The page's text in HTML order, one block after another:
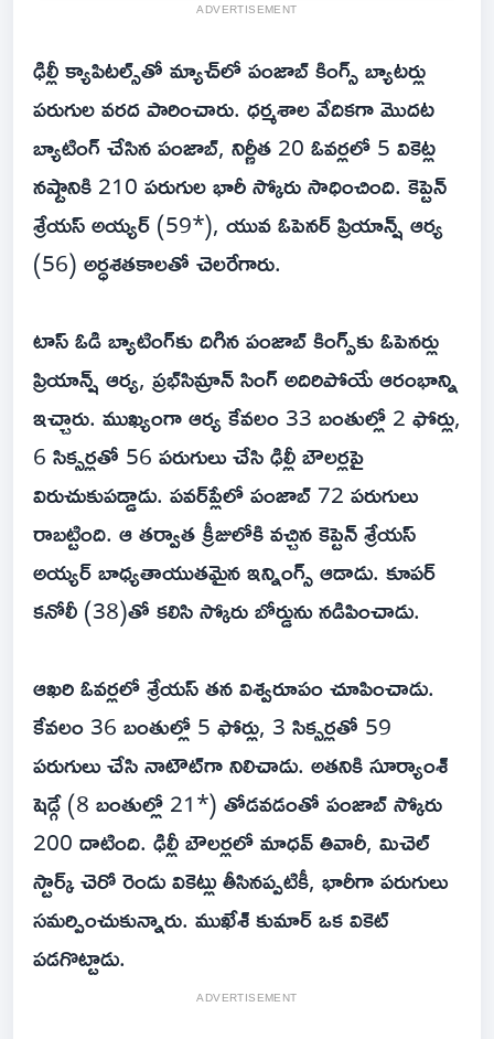
ADVERTISEMENT
ఢిల్లీ క్యాపిటల్స్‌తో మ్యాచ్‌లో పంజాబ్ కింగ్స్ బ్యాటర్లు
పరుగుల వరద పారించారు. ధర్మశాల వేదికగా మొదట
బ్యాటింగ్ చేసిన పంజాబ్, నిర్ణీత 20 ఓవర్లలో 5 వికెట్ల
నష్టానికి 210 పరుగుల భారీ స్కోరు సాధించింది. కెప్టెన్
శ్రేయస్ అయ్యర్ (59*), యువ ఓపెనర్ ప్రియాన్ష్ ఆర్య
(56) అర్ధశతకాలతో చెలరేగారు.
టాస్ ఓడి బ్యాటింగ్‌కు దిగిన పంజాబ్ కింగ్స్‌కు ఓపెనర్లు
ప్రియాన్ష్ ఆర్య, ప్రభ్‌సిమ్రాన్ సింగ్ అదిరిపోయే ఆరంభాన్ని
ఇచ్చారు. ముఖ్యంగా ఆర్య కేవలం 33 బంతుల్లో 2 ఫోర్లు,
6 సిక్సర్లతో 56 పరుగులు చేసి ఢిల్లీ బౌలర్లపై
విరుచుకుపడ్డాడు. పవర్‌ప్లేలో పంజాబ్ 72 పరుగులు
రాబట్టింది. ఆ తర్వాత క్రీజులోకి వచ్చిన కెప్టెన్ శ్రేయస్
అయ్యర్ బాధ్యతాయుతమైన ఇన్నింగ్స్ ఆడాడు. కూపర్
కనోలీ (38)తో కలిసి స్కోరు బోర్డును నడిపించాడు.
ఆఖరి ఓవర్లలో శ్రేయస్ తన విశ్వరూపం చూపించాడు.
కేవలం 36 బంతుల్లో 5 ఫోర్లు, 3 సిక్సర్లతో 59
పరుగులు చేసి నాటౌట్‌గా నిలిచాడు. అతనికి సూర్యాంశ్
షెడ్గే (8 బంతుల్లో 21*) తోడవడంతో పంజాబ్ స్కోరు
200 దాటింది. ఢిల్లీ బౌలర్లలో మాధవ్ తివారీ, మిచెల్
స్టార్క్ చెరో రెండు వికెట్లు తీసినప్పటికీ, భారీగా పరుగులు
సమర్పించుకున్నారు. ముఖేశ్ కుమార్ ఒక వికెట్
పడగొట్టాడు.
ADVERTISEMENT